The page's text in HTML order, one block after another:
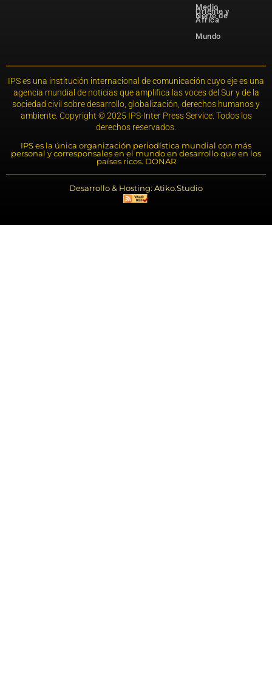
Medio
Oriente y
Norte de
África
Mundo
IPS es una institución internacional de comunicación cuyo eje es una
agencia mundial de noticias que amplifica las voces del Sur y de la
sociedad civil sobre desarrollo, globalización, derechos humanos y
ambiente. Copyright © 2025 IPS-Inter Press Service. Todos los
derechos reservados.
IPS es la única organización periodística mundial con más
personal y corresponsales en el mundo en desarrollo que en los
países ricos. DONAR
Desarrollo & Hosting: Atiko.Studio